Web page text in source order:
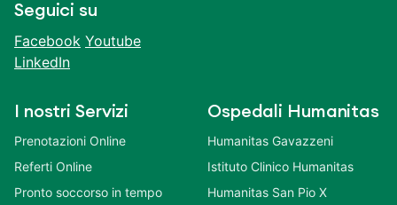
Seguici su
Facebook Youtube
LinkedIn
I nostri Servizi
Prenotazioni Online
Referti Online
Pronto soccorso in tempo
Ospedali Humanitas
Humanitas Gavazzeni
Istituto Clinico Humanitas
Humanitas San Pio X